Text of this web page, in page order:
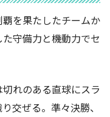
を果たしたチームか
守備力と機動力でセ
れのある直球にスラ
交ぜる。準々決勝、